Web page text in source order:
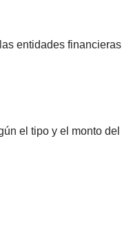
entidades financieras
el tipo y el monto del